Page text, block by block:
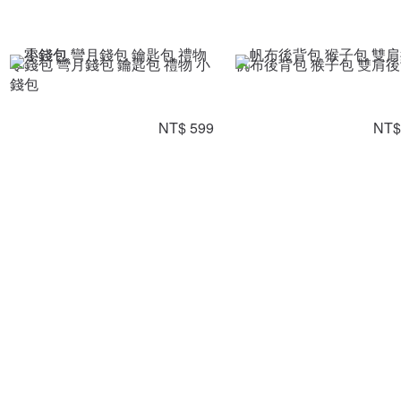
零錢包 彎月錢包 鑰匙包 禮物 小
錢包
NT$ 599
帆布後背包 猴子包 雙肩